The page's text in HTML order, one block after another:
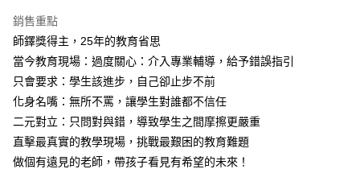
宅配
每筆NT$100，滿NT$499(含以上)免運費
銷售重點
師鐸獎得主，25年的教育省思
當今教育現場：過度關心：介入專業輔導，給予錯誤指引
只會要求：學生該進步，自己卻止步不前
化身名嘴：無所不罵，讓學生對誰都不信任
二元對立：只問對與錯，導致學生之間摩擦更嚴重
直擊最真實的教學現場，挑戰最艱困的教育難題
做個有遠見的老師，帶孩子看見有希望的未來！